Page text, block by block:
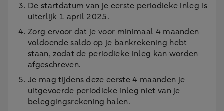
De startdatum van je eerste periodieke inleg is
uiterlijk 1 april 2025.
Zorg ervoor dat je voor minimaal 4 maanden
voldoende saldo op je bankrekening hebt
staan, zodat de periodieke inleg kan worden
afgeschreven.
Je mag tijdens deze eerste 4 maanden je
uitgevoerde periodieke inleg niet van je
beleggingsrekening halen.